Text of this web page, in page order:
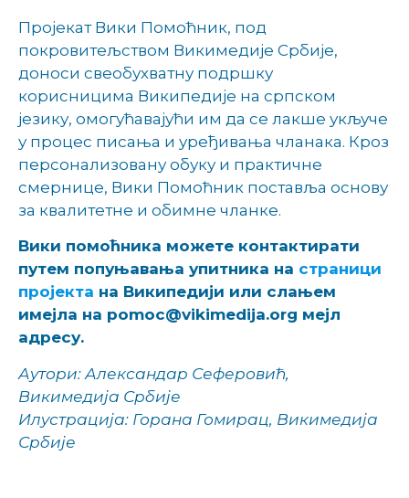
Пројекат Вики Помоћник, под
покровитељством Викимедије Србије,
доноси свеобухватну подршку
корисницима Википедије на српском
језику, омогућавајући им да се лакше укључе
у процес писања и уређивања чланака. Кроз
персонализовану обуку и практичне
смернице, Вики Помоћник поставља основу
за квалитетне и обимне чланке.
Вики помоћника можете контактирати
путем попуњавања упитника на страници
пројекта на Википедији или слањем
имејла на pomoc@vikimedija.org мејл
адресу.
Аутори: Александар Сеферовић,
Викимедија Србије
Илустрација: Горана Гомирац, Викимедија
Србије